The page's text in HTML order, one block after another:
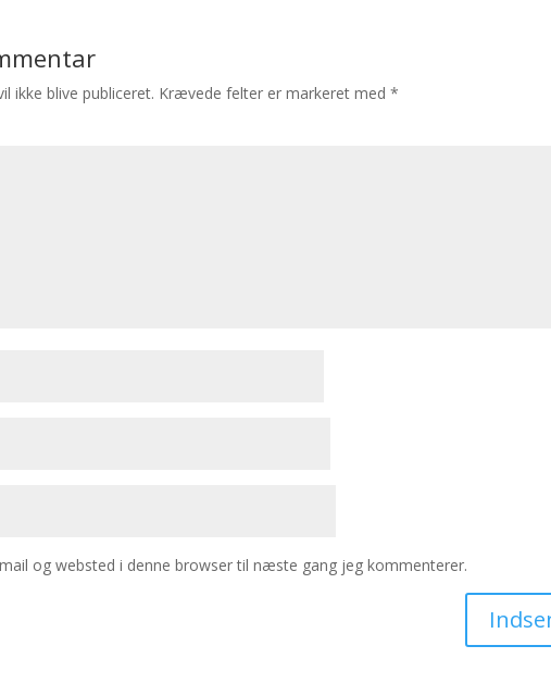
ikke blive publiceret. Krævede felter er markeret med*
og websted i denne browser til næste gang jeg kommenterer.